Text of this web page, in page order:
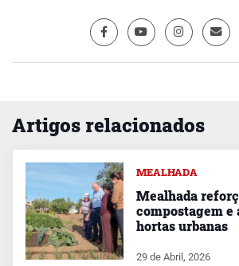
Artigos relacionados
MEALHADA
Mealhada
compostagem e
hortas urbanas
29 de Abril, 2026